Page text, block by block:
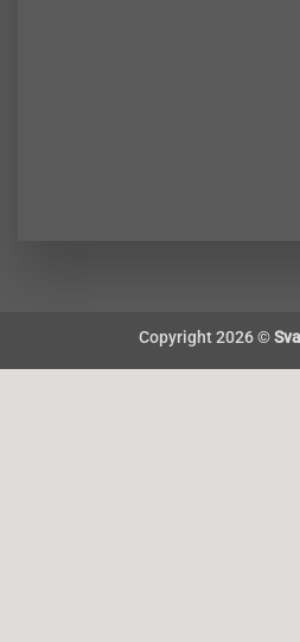
Copyright 2026 ©